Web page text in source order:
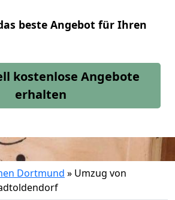
beste Angebot für Ihren
kostenlose Angebote
erhalten
Dortmund » Umzug von